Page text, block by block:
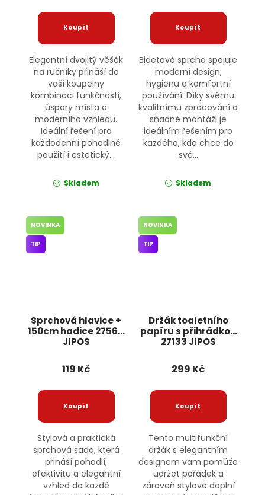
Elegantní dvojitý věšák
na ručníky přináší do
vaší koupelny
kombinaci funkčnosti,
úspory místa a
moderního vzhledu.
Ideální řešení pro
každodenní pohodlné
použití i estetický...
Skladem
Bidetová sprcha spojuje
moderní design,
hygienu a komfortní
používání. Díky svému
kvalitnímu zpracování a
snadné montáži je
ideálním řešením pro
každého, kdo chce do
své...
Skladem
Sprchová hlavice +
150cm hadice 27564
JIPOS
NOVINKA
TIP
119 Kč
Stylová a praktická
sprchová sada, která
přináší pohodlí,
efektivitu a elegantní
vzhled do každé
Držák toaletního
papíru s přihrádkou
27133 JIPOS
NOVINKA
TIP
299 Kč
Tento multifunkční
držák s elegantním
designem vám pomůže
udržet pořádek a
zároveň stylově doplní